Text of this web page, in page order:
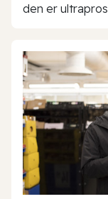
den er